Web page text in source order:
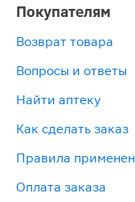
Покупателям
Возврат товара
Вопросы и ответы
Найти аптеку
Как сделать заказ
Правила
Оплата заказа